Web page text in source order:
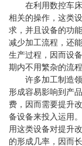
在利用数控车床
相关的操作，这类
求，并且设备的功
减少加工流程，还
生产过程，因而设
期内不用繁杂的流
许多加工制造领
形成容易影响到产
费，因而需要提升
备设备来投入运用
用这类设备对提升
的形成几率，因而